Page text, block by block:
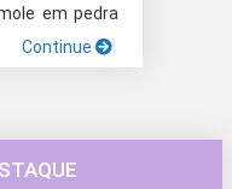
em pedra
Continue